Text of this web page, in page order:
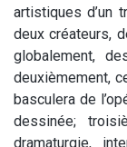
artistiques d’un
deux créateurs,
globalement,
deuxièmement,
basculera de
dessinée;
dramaturgie,